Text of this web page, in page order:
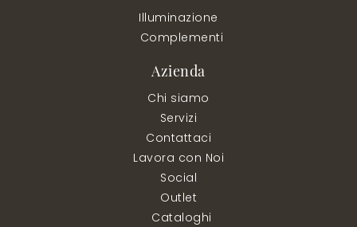
Illuminazione
Complementi
Azienda
Chi siamo
Servizi
Contattaci
Lavora con Noi
Social
Outlet
Cataloghi